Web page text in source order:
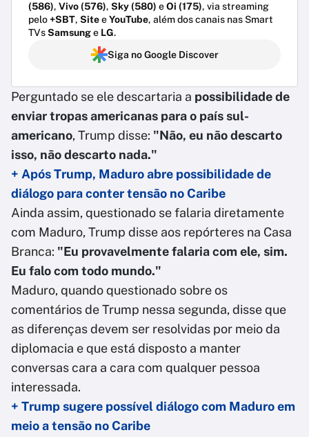
(586), Vivo (576), Sky (580) eOi (175), via streaming
pelo+SBT, SiteeYouTube, além dos canais nas Smart
TVsSamsunge LG.
Siga no Google Discover
Perguntado se ele descartaria a possibilidade de
enviar tropas americanas para o país sul-
americano, Trump disse: "Não, eu não descarto
isso, não descarto nada."
+ Após Trump, Maduro abre possibilidade de
diálogo para conter tensão no Caribe
Ainda assim, questionado se falaria diretamente
com Maduro, Trump disse aos repórteres na Casa
Branca: "Eu provavelmente falaria com ele, sim.
Eu falo com todo mundo."
Maduro, quando questionado sobre os
comentários de Trump nessa segunda, disse que
as diferenças devem ser resolvidas por meio da
diplomacia e que está disposto a manter
conversas cara a cara com qualquer pessoa
interessada.
+ Trump sugere possível diálogo com Maduro em
meio a tensão no Caribe